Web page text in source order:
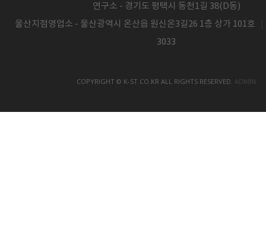
연구소 - 경기도 평택시 동천1길 38(D동)
울산지점영업소 - 울산광역시 온산읍 원신온3길26 1층 상가 101호
3033
COPYRIGHT © K-ST.CO.KR ALL RIGHTS RESERVED. ADMIN